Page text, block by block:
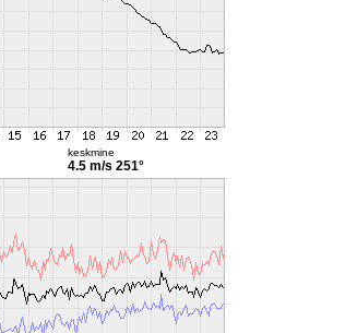
keskmine
4.5 m/s 251°